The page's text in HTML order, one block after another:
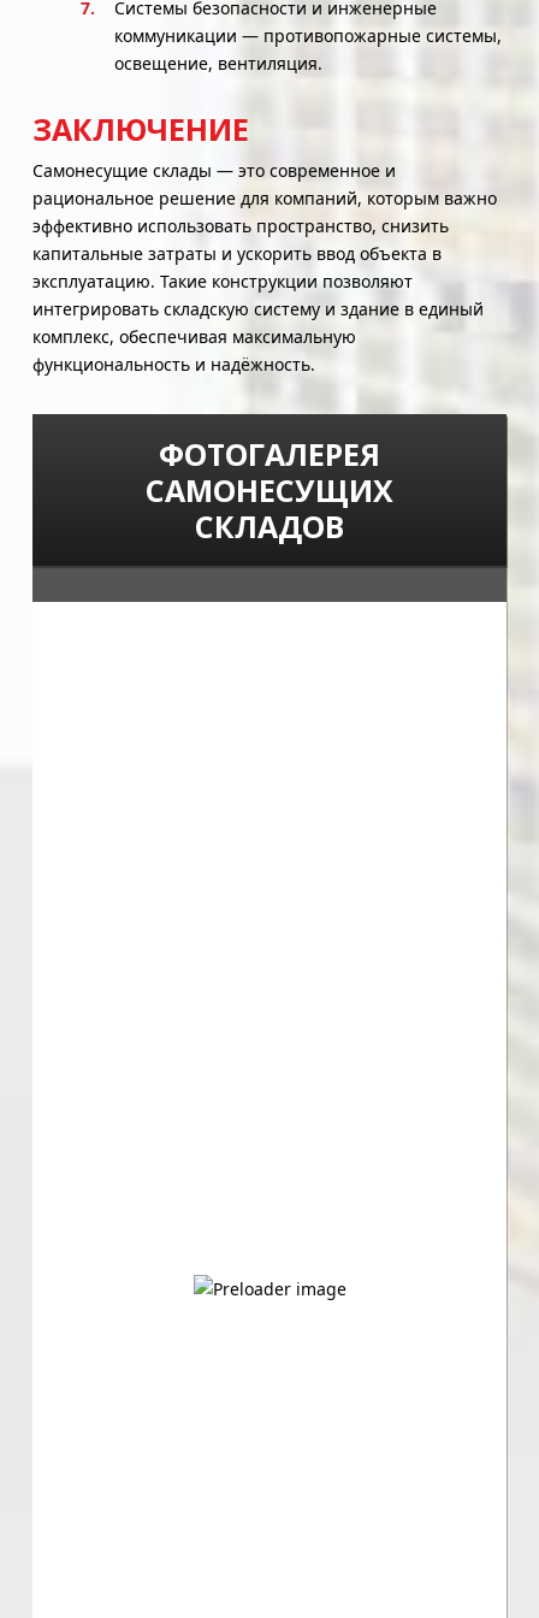
Системы безопасности и инженерные
коммуникации — противопожарные системы,
освещение, вентиляция.
ЗАКЛЮЧЕНИЕ
Самонесущие склады — это современное и
рациональное решение для компаний, которым важно
эффективно использовать пространство, снизить
капитальные затраты и ускорить ввод объекта в
эксплуатацию. Такие конструкции позволяют
интегрировать складскую систему и здание в единый
комплекс, обеспечивая максимальную
функциональность и надёжность.
ФОТОГАЛЕРЕЯ
САМОНЕСУЩИХ
СКЛАДОВ